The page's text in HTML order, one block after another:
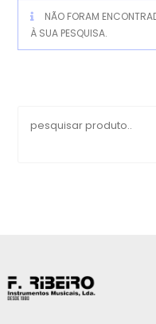
NÃO FORAM
À SUA PESQUISA.